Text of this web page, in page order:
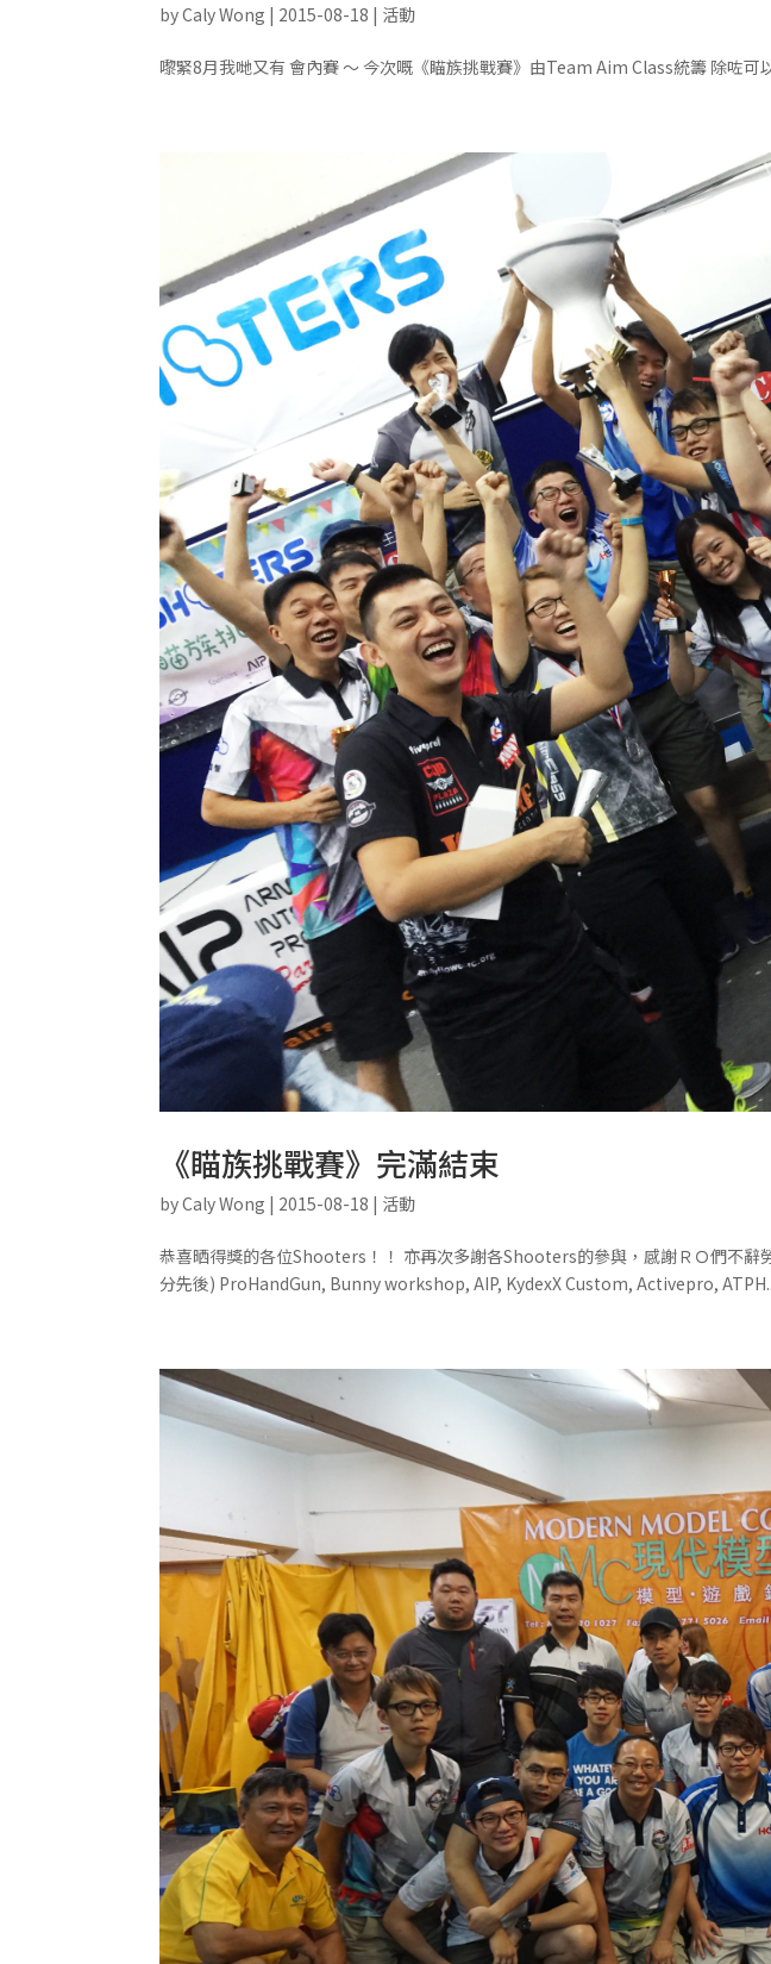
byCaly Wong | 2015-08-18 | 活動
嚟緊8月我哋又有 會內賽 ～ 今次嘅《瞄族挑戰賽》由Team Aim Class統籌 除咗
《瞄族挑戰賽》完滿結束
byCaly Wong | 2015-08-18 | 活動
恭喜晒得獎的各位Shooters！！ 亦再次多謝各Shooters的參與，感謝ＲＯ們不
分先後) ProHandGun, Bunny workshop, AIP, KydexX Custom, Activepro,